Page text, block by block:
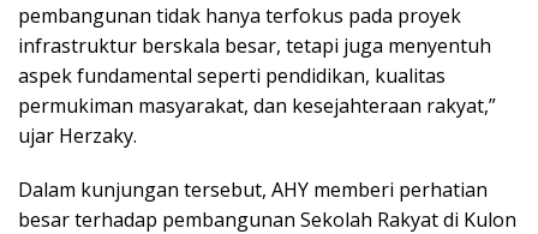
pembangunan tidak hanya terfokus pada proyek
infrastruktur berskala besar, tetapi juga menyentuh
aspek fundamental seperti pendidikan, kualitas
permukiman masyarakat, dan kesejahteraan rakyat,”
ujar Herzaky.
Dalam kunjungan tersebut, AHY memberi perhatian
besar terhadap pembangunan Sekolah Rakyat di Kulon